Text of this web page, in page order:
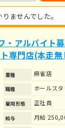
ませんでした。
・アルバイト
専門店(本走無
業種 麻雀店
職種 ホールスタ
雇用形態 正社員
給与
月給